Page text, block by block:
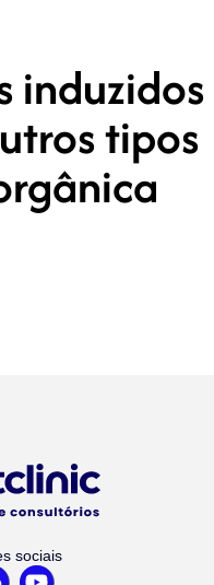
induzidos
tipos
sociais